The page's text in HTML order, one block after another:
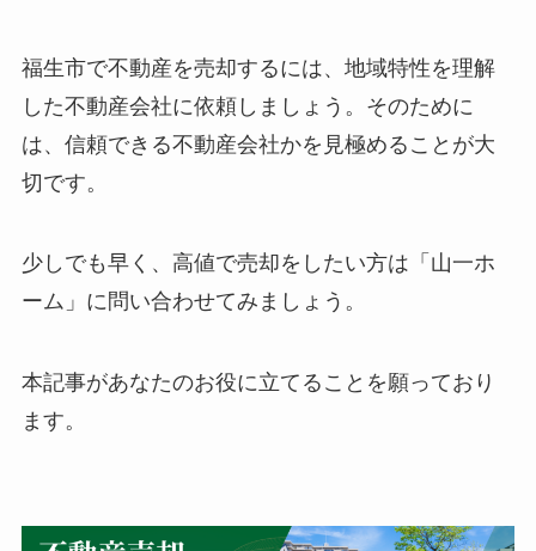
福生市で不動産を売却するには、地域特性を理解
した不動産会社に依頼しましょう。そのために
は、信頼できる不動産会社かを見極めることが大
切です。
少しでも早く、高値で売却をしたい方は「山一ホ
ーム」に問い合わせてみましょう。
本記事があなたのお役に立てることを願っており
ます。